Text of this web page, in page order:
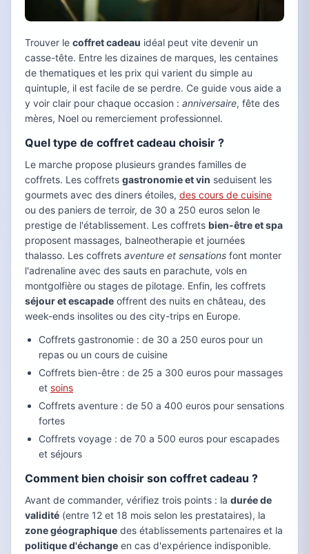
Trouver le coffret cadeau idéal peut vite devenir un
casse-tête. Entre les dizaines de marques, les centaines
de thematiques et les prix qui varient du simple au
quintuple, il est facile de se perdre. Ce guide vous aide a
y voir clair pour chaque occasion : anniversaire, fête des
mères, Noel ou remerciement professionnel.
Quel type de coffret cadeau choisir ?
Le marche propose plusieurs grandes familles de
coffrets. Les coffrets gastronomie et vin seduisent les
gourmets avec des diners étoiles, des cours de cuisine
ou des paniers de terroir, de 30 a 250 euros selon le
prestige de l'établissement. Les coffrets bien-être et spa
proposent massages, balneotherapie et journées
thalasso. Les coffrets aventure et sensations font monter
l'adrenaline avec des sauts en parachute, vols en
montgolfière ou stages de pilotage. Enfin, les coffrets
séjour et escapade offrent des nuits en château, des
week-ends insolites ou des city-trips en Europe.
Coffrets gastronomie : de 30 a 250 euros pour un
repas ou un cours de cuisine
Coffrets bien-être : de 25 a 300 euros pour massages
et soins
Coffrets aventure : de 50 a 400 euros pour sensations
fortes
Coffrets voyage : de 70 a 500 euros pour escapades
et séjours
Comment bien choisir son coffret cadeau ?
Avant de commander, vérifiez trois points : la durée de
validité (entre 12 et 18 mois selon les prestataires), la
zone géographique des établissements partenaires et la
politique d'échange en cas d'expérience indisponible.